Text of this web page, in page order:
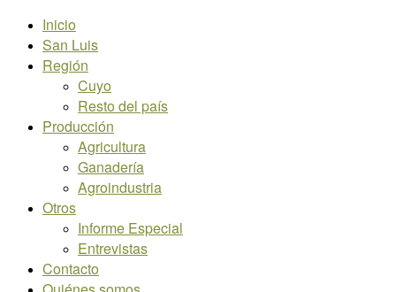
Inicio
San Luis
Región
Cuyo
Resto del país
Producción
Agricultura
Ganadería
Agroindustria
Otros
Informe Especial
Entrevistas
Contacto